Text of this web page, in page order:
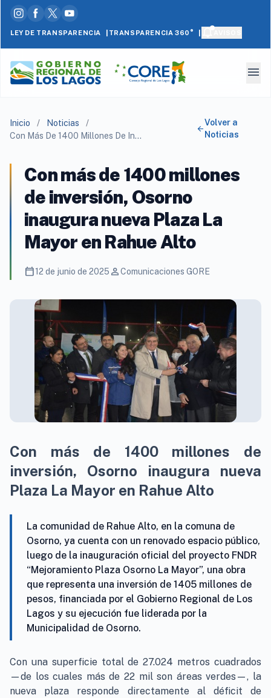
LEY DE TRANSPARENCIA | TRANSPARENCIA 360°
menu
Inicio / Noticias
/
Con Más De 1400 Millones De Inversión, Osorno Inaugura Nueva Plaza La Mayor En Rahue Alto
arrow_back
Volver a
Noticias
Con más de 1400 millones
de inversión, Osorno
inaugura nueva Plaza La
Mayor en Rahue Alto
calendar_today12 de junio de 2025 personComunicaciones GORE
Con más de 1400 millones de
inversión, Osorno inaugura nueva
Plaza La Mayor en Rahue Alto
La comunidad de Rahue Alto, en la comuna de
Osorno, ya cuenta con un renovado espacio público,
luego de la inauguración oficial del proyecto FNDR
“Mejoramiento Plaza Osorno La Mayor”, una obra
que representa una inversión de 1405 millones de
pesos, financiada por el Gobierno Regional de Los
Lagos y su ejecución fue liderada por la
Municipalidad de Osorno.
Con una superficie total de 27.024 metros cuadrados
—de los cuales más de 22 mil son áreas verdes—, la
nueva plaza responde directamente al déficit de